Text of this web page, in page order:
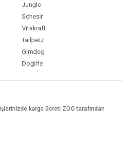
Jungle
Schesir
Vitakraft
Tailpetz
Gimdog
Doglife
kargo ücreti ZOO tarafından